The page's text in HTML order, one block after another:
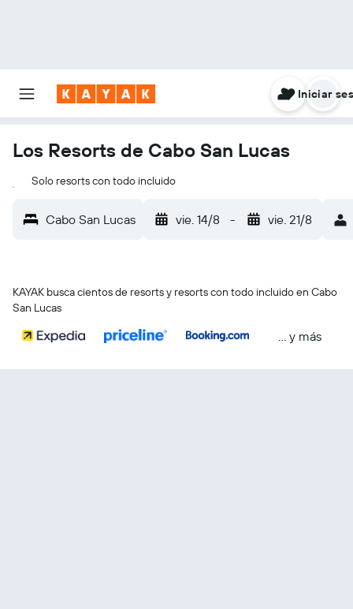
Iniciar
Los Resorts de Cabo San Lucas
Solo resorts con todo incluido
Cabo San Lucas vie. 14/8 - vie. 21/8
KAYAK busca cientos de resorts y resorts con todo incluido en Cabo
San Lucas
… y más